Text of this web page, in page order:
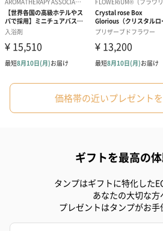
価格帯の近いプレゼント
ギフトを最高の体
タンプはギフトに特化した
あなたの大切な方
プレゼントはタンプがお手